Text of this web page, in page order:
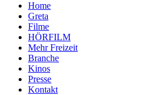
Home
Greta
Filme
HÖRFILM
Mehr Freizeit
Branche
Kinos
Presse
Kontakt